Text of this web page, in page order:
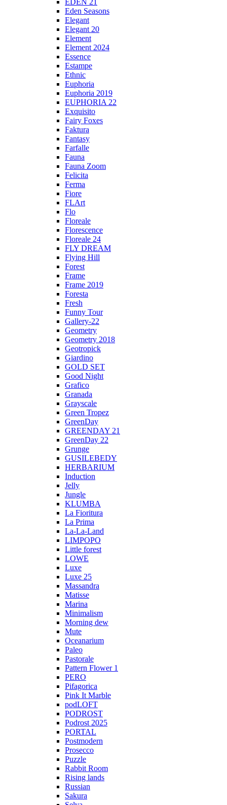
EDEN 21
Eden Seasons
Elegant
Elegant 20
Element
Element 2024
Essence
Estampe
Ethnic
Euphoria
Euphoria 2019
EUPHORIA 22
Exquisito
Fairy Foxes
Faktura
Fantasy
Farfalle
Fauna
Fauna Zoom
Felicita
Ferma
Fiore
FLArt
Flo
Floreale
Florescence
Floreale 24
FLY DREAM
Flying Hill
Forest
Frame
Frame 2019
Foresta
Fresh
Funny Tour
Gallery-22
Geometry
Geometry 2018
Geotropick
Giardino
GOLD SET
Good Night
Grafico
Granada
Grayscale
Green Tropez
GreenDay
GREENDAY 21
GreenDay 22
Grunge
GUSILEBEDY
HERBARIUM
Induction
Jelly
Jungle
KLUMBA
La Fioritura
La Prima
La-La-Land
LIMPOPO
Little forest
LOWE
Luxe
Luxe 25
Massandra
Matisse
Marina
Minimalism
Morning dew
Mute
Oceanarium
Paleo
Pastorale
Pattern Flower 1
PERO
Pifagorica
Pink It Marble
podLOFT
PODROST
Podrost 2025
PORTAL
Postmodern
Prosecco
Puzzle
Rabbit Room
Rising lands
Russian
Sakura